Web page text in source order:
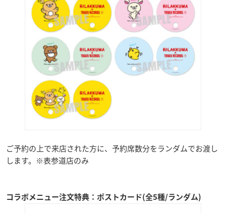
ご予約の上で来店された方に、予約席数分をランダムでお渡し
します。※表参道店のみ
コラボメニュー注文特典：ポストカード(全5種/ランダム)